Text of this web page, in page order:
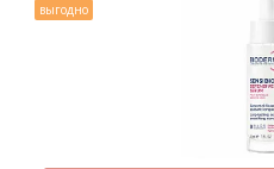
выгодно